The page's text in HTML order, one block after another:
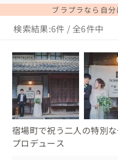
ブラプラなら自分
検索結果:6件 / 全6件中
宿場町で祝う二人の特別
プロデュース